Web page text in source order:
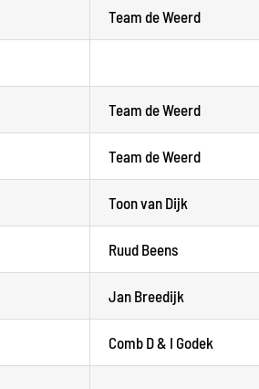
Team de Weerd
Team de Weerd
Team de Weerd
Toon van Dijk
Ruud Beens
Jan Breedijk
Comb D & I Godek